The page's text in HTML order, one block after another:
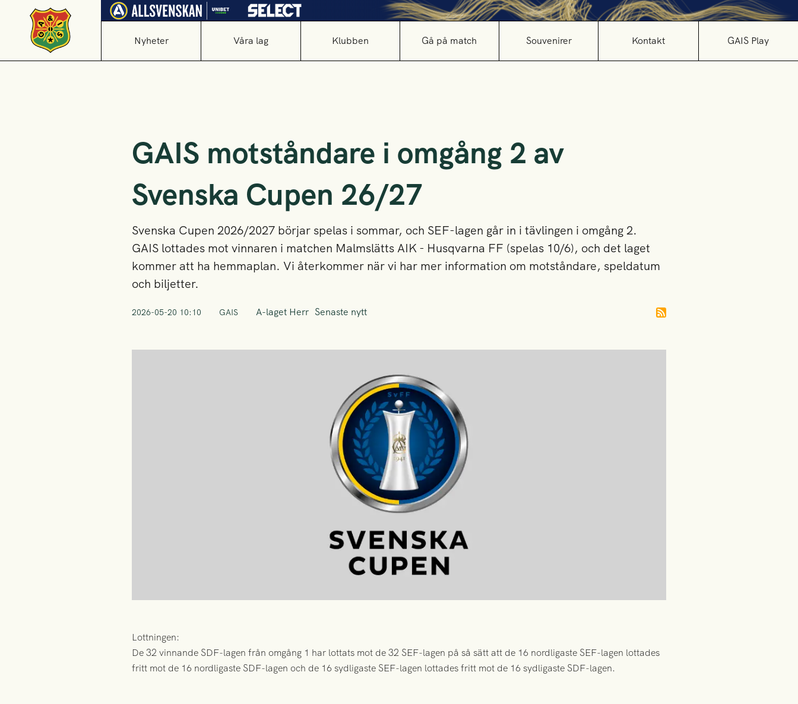
Nyheter Våra lag Klubben Gå på match Souvenirer Kontakt GAIS Play
GAIS motståndare i omgång 2 av
Svenska Cupen 26/27
Svenska Cupen 2026/2027 börjar spelas i sommar, och SEF-lagen går in i tävlingen i omgång 2.
GAIS lottades mot vinnaren i matchen Malmslätts AIK - Husqvarna FF (spelas 10/6), och det laget
kommer att ha hemmaplan. Vi återkommer när vi har mer information om motståndare, speldatum
och biljetter.
2026-05-20 10:10 GAIS A-laget Herr Senaste nytt
Lottningen:
De 32 vinnande SDF-lagen från omgång 1 har lottats mot de 32 SEF-lagen på så sätt att de 16 nordligaste SEF-lagen lottades
fritt mot de 16 nordligaste SDF-lagen och de 16 sydligaste SEF-lagen lottades fritt mot de 16 sydligaste SDF-lagen.